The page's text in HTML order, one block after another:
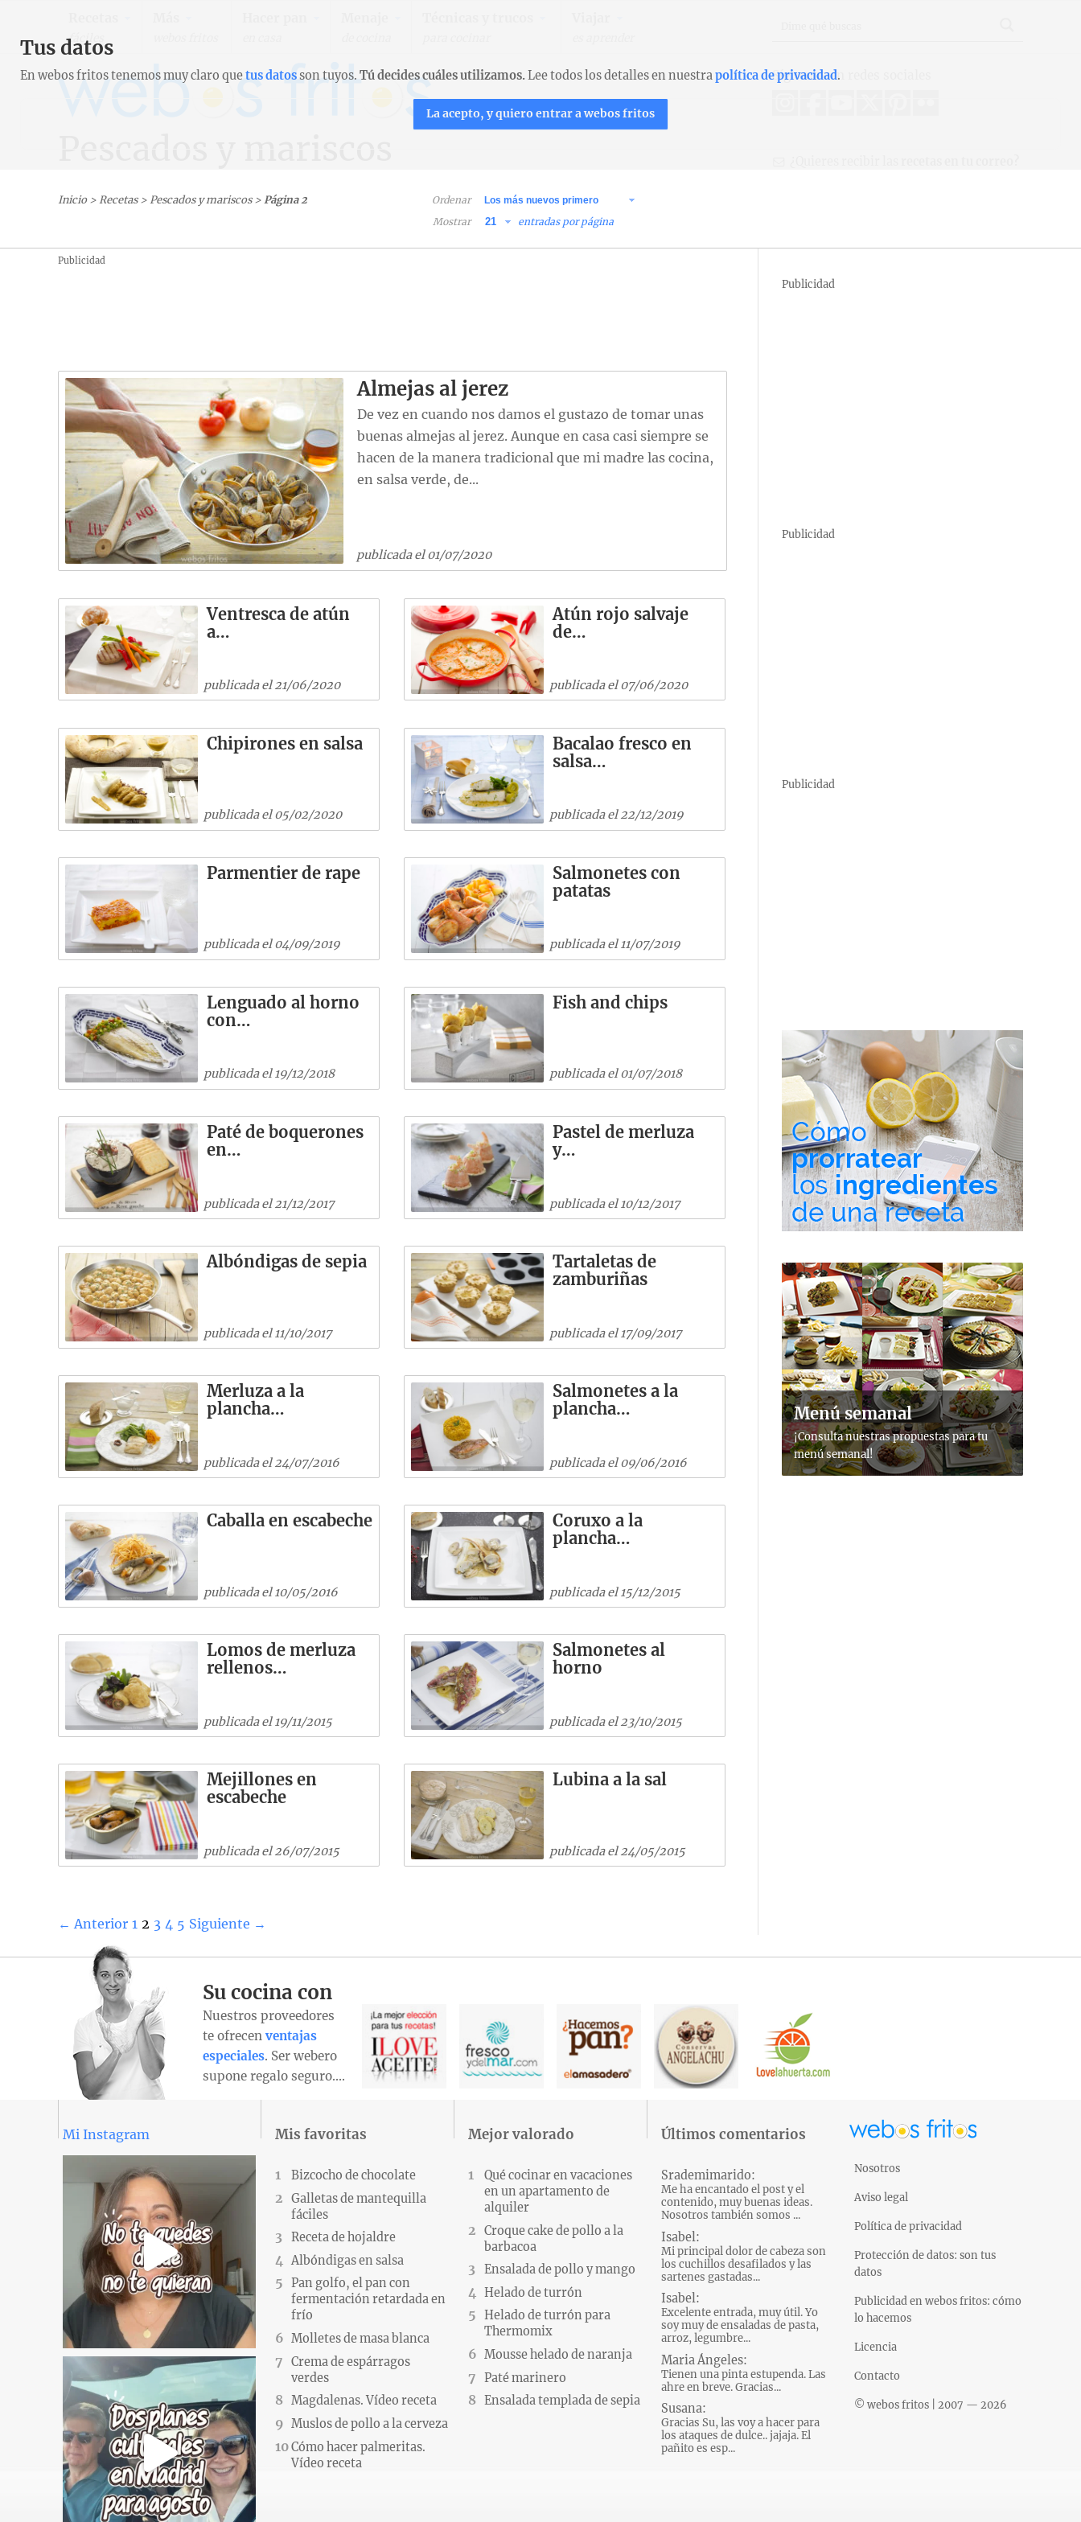
fáciles
Inicio> Recetas> Pescados y mariscos> Página 2
Ordenar
Mostrar
entradas por página
Síguenos en redes sociales
Publicidad
Almejas al jerez
De vez en cuando nos damos el gustazo de tomar unas
buenas almejas al jerez. Aunque en casa casi siempre se
hacen de la manera tradicional que mi madre las cocina,
en salsa verde, de...
publicada el 01/07/2020
Ventresca de atún
a…
publicada el 21/06/2020
Atún rojo salvaje
de…
publicada el 07/06/2020
Chipirones en salsa
publicada el 05/02/2020
Bacalao fresco en
salsa…
publicada el 22/12/2019
Parmentier de rape
publicada el 04/09/2019
Salmonetes con
patatas
publicada el 11/07/2019
Lenguado al horno
con…
publicada el 19/12/2018
Fish and chips
publicada el 01/07/2018
Paté de boquerones
en…
publicada el 21/12/2017
Pastel de merluza
y…
publicada el 10/12/2017
Albóndigas de sepia
publicada el 11/10/2017
Tartaletas de
zamburiñas
publicada el 17/09/2017
Merluza a la
plancha…
publicada el 24/07/2016
Salmonetes a la
plancha…
publicada el 09/06/2016
Caballa en escabeche
publicada el 10/05/2016
Coruxo a la
plancha…
publicada el 15/12/2015
Lomos de merluza
rellenos…
publicada el 19/11/2015
Salmonetes al
horno
publicada el 23/10/2015
Mejillones en
escabeche
publicada el 26/07/2015
Lubina a la sal
publicada el 24/05/2015
← Anterior 1 2 3 4 5 Siguiente →
Publicidad
Publicidad
Publicidad
Menú semanal
¡Consulta nuestras propuestas para tu
menú semanal!
Su cocina con
Nuestros proveedores
te ofrecen ventajas
especiales. Ser webero
supone regalo seguro….
Mi Instagram Mis favoritas
Bizcocho de chocolate
Galletas de mantequilla
fáciles
Receta de hojaldre
Albóndigas en salsa
Pan golfo, el pan con
fermentación retardada en
frío
Molletes de masa blanca
Crema de espárragos
verdes
Magdalenas. Vídeo receta
Muslos de pollo a la cerveza
Cómo hacer palmeritas.
Vídeo receta
Mejor valorado
Qué cocinar en vacaciones
en un apartamento de
alquiler
Croque cake de pollo a la
barbacoa
Ensalada de pollo y mango
Helado de turrón
Helado de turrón para
Thermomix
Mousse helado de naranja
Paté marinero
Ensalada templada de sepia
Últimos comentarios
Srademimarido:
Me ha encantado el post y el
contenido, muy buenas ideas.
Nosotros también somos ...
Isabel:
Mi principal dolor de cabeza son
los cuchillos desafilados y las
sartenes gastadas...
Isabel:
Excelente entrada, muy útil. Yo
soy muy de ensaladas de pasta,
arroz, legumbre...
Maria Ángeles:
Tienen una pinta estupenda. Las
ahre en breve. Gracias...
Susana:
Gracias Su, las voy a hacer para
los ataques de dulce.. jajaja. El
pañito es esp...
Nosotros
Aviso legal
Política de privacidad
Protección de datos: son tus
datos
Publicidad en webos fritos: cómo
lo hacemos
Licencia
Contacto
© webos fritos | 2007 — 2026
Tus datos
En webos fritos tenemos muy claro quetus datosson tuyos. Tú decides cuáles utilizamos.Lee todos los detalles en nuestrapolítica de privacidad.
La acepto, y quiero entrar a webos fritos